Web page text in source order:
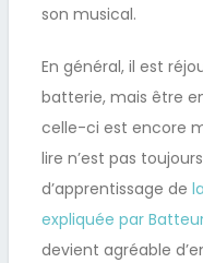
son musical.
En général, il est
batterie, mais être
celle-ci est encore
lire n’est pas
d’apprentissage de
expliquée par
devient agréable